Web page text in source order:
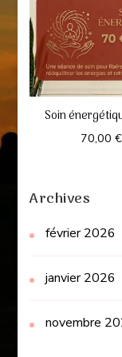
Soin
70,00 €
Archives
février 2026
janvier 2026
novembre